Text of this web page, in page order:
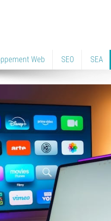
Web SEO SEA